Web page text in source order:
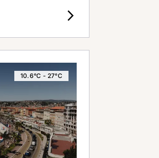
arrow_forward_ios
10.6°C - 27°C